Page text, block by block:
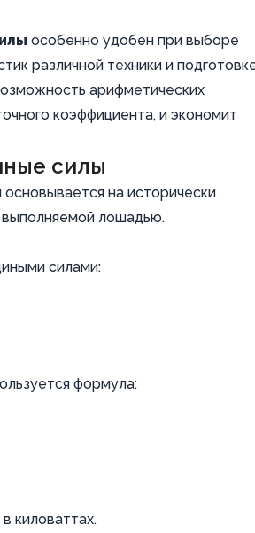
особенно удобен при выборе
различной техники и
арифметических
коэффициента, и экономит
силы
на исторически
лошадью.
силами:
формула:
киловаттах.